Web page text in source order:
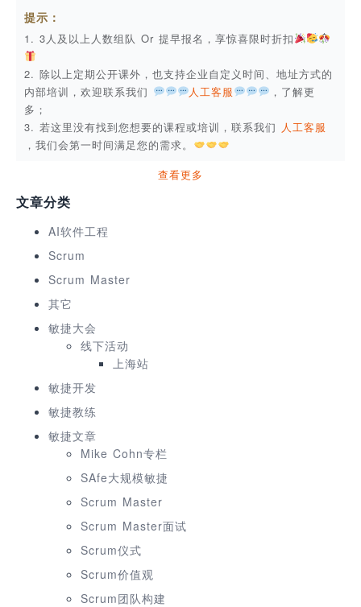
提示：
1. 3人及以上人数组队 Or 提早报名，享惊喜限时折扣
2. 除以上定期公开课外，也支持企业自定义时间、地址方式的
内部培训，欢迎联系我们
人工客服
，了解更
多；
3. 若这里没有找到您想要的课程或培训，联系我们 人工客服
，我们会第一时间满足您的需求。
查看更多
文章分类
AI软件工程
Scrum
Scrum Master
其它
敏捷大会
线下活动
上海站
敏捷开发
敏捷教练
敏捷文章
Mike Cohn专栏
SAfe大规模敏捷
Scrum Master
Scrum Master面试
Scrum仪式
Scrum价值观
Scrum团队构建